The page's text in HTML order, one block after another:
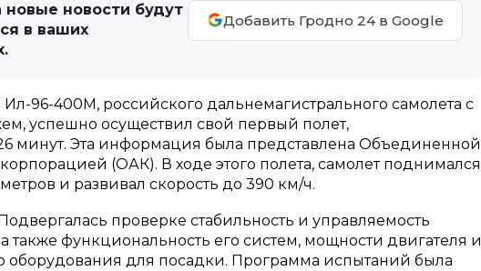
новости будут
в ваших
Добавить Гродно 24 в Google
96-400М, российского дальнемагистрального самолета с
успешно осуществил свой первый полет,
минут. Эта информация была представлена Объединенной
(ОАК). В ходе этого полета, самолет поднимался
и развивал скорость до 390 км/ч.
проверке стабильность и управляемость
также функциональность его систем, мощности двигателя и
оборудования для посадки. Программа испытаний была